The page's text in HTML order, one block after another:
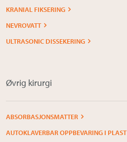
KRANIAL FIKSERING
NEVROVATT
ULTRASONIC DISSEKERING
Øvrig kirurgi
ABSORBASJONSMATTER
AUTOKLAVERBAR OPPBEVARING I PLAST